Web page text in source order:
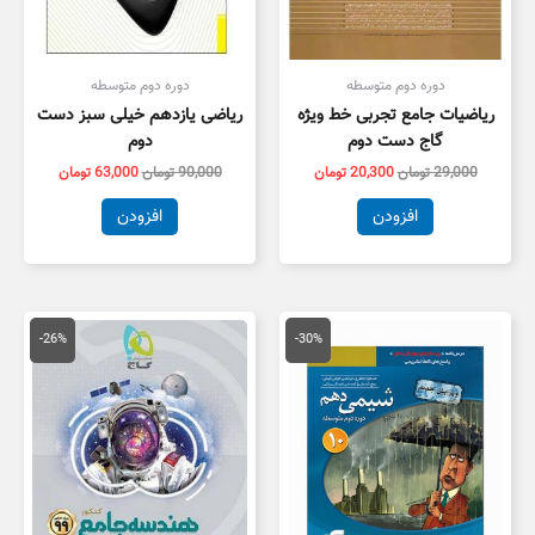
دوره دوم متوسطه
ریاضیات جامع تجربی خط ویژه
گاج دست دوم
29,000تومان20,300تومان
افزودن
دوره دوم متوسطه
ریاضی یازدهم خیلی سبز دست
دوم
90,000تومان63,000تومان
افزودن
-30%
36,000 تومان
بود.
قیمت
فعلی
است.
-26%
قیمت
اصلی
115,000 تومان
بود.
قیمت
فعلی